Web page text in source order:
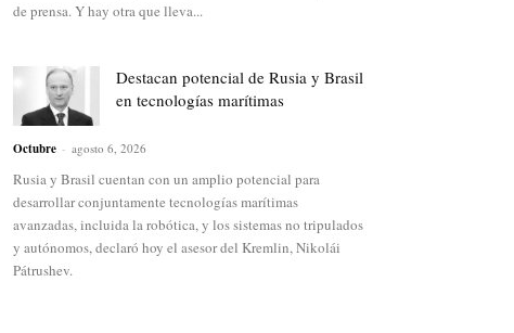
de prensa. Y hay otra que lleva...
Destacan potencial de Rusia y Brasil
en tecnologías marítimas
Octubre - agosto 6, 2026
Rusia y Brasil cuentan con un amplio potencial para
desarrollar conjuntamente tecnologías marítimas
avanzadas, incluida la robótica, y los sistemas no tripulados
y autónomos, declaró hoy el asesor del Kremlin, Nikolái
Pátrushev.